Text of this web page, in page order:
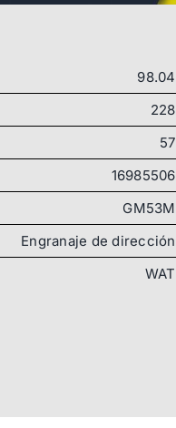
98.04
228
57
16985506
GM53M
Engranaje de dirección
WAT